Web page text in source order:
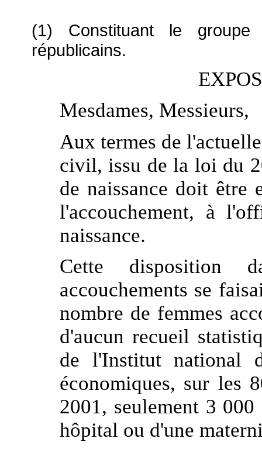
(1) Constituant le groupe
républicains.
Mesdames, Messieurs,
Aux termes de
civil, issu de la loi du
de naissance doit être
l'accouchement, à
naissance.
Cette disposition
accouchements se
nombre de femmes
d'aucun recueil
de l'Institut national
économiques, sur les
2001, seulement 3
hôpital ou d'une